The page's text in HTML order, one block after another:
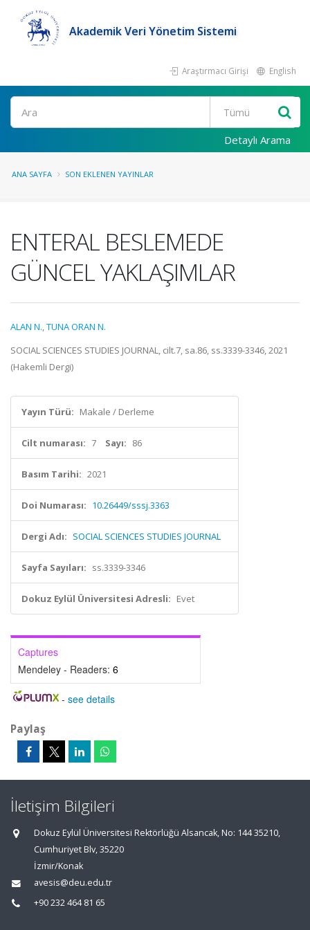
Akademik Veri Yönetim Sistemi
Araştırmacı Girişi English
Ara
Detaylı Arama
ANA SAYFA SON EKLENEN YAYINLAR
ENTERAL BESLEMEDE
GÜNCEL YAKLAŞIMLAR
ALAN N.,TUNA ORAN N.
SOCIAL SCIENCES STUDIES JOURNAL, cilt.7, sa.86, ss.3339-3346, 2021
(Hakemli Dergi)
Yayın Türü: Makale / Derleme
Cilt numarası: 7 Sayı: 86
Basım Tarihi: 2021
Doi Numarası: 10.26449/sssj.3363
Dergi Adı: SOCIAL SCIENCES STUDIES JOURNAL
Sayfa Sayıları: ss.3339-3346
Dokuz Eylül Üniversitesi Adresli: Evet
Captures
Mendeley - Readers: 6
- see details
Paylaş
İletişim Bilgileri
Dokuz Eylül Üniversitesi Rektörlüğü Alsancak, No: 144 35210,
Cumhuriyet Blv, 35220
İzmir/Konak
avesis@deu.edu.tr
+90 232 464 81 65